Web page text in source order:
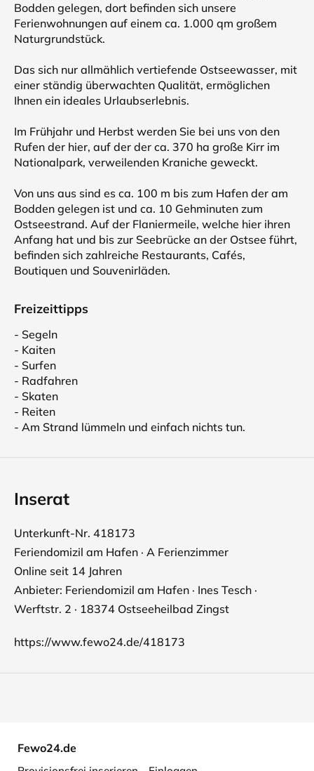
Bodden gelegen, dort befinden sich unsere
Ferienwohnungen auf einem ca. 1.000 qm großem
Naturgrundstück.
Das sich nur allmählich vertiefende Ostseewasser, mit
einer ständig überwachten Qualität, ermöglichen
Ihnen ein ideales Urlaubserlebnis.
Im Frühjahr und Herbst werden Sie bei uns von den
Rufen der hier, auf der der ca. 370 ha große Kirr im
Nationalpark, verweilenden Kraniche geweckt.
Von uns aus sind es ca. 100 m bis zum Hafen der am
Bodden gelegen ist und ca. 10 Gehminuten zum
Ostseestrand. Auf der Flaniermeile, welche hier ihren
Anfang hat und bis zur Seebrücke an der Ostsee führt,
befinden sich zahlreiche Restaurants, Cafés,
Boutiquen und Souvenirläden.
Freizeittipps
- Segeln
- Kaiten
- Surfen
- Radfahren
- Skaten
- Reiten
- Am Strand lümmeln und einfach nichts tun.
Inserat
Unterkunft-Nr. 418173
Feriendomizil am Hafen · A Ferienzimmer
Online seit 14 Jahren
Anbieter: Feriendomizil am Hafen · Ines Tesch ·
Werftstr. 2 · 18374 Ostseeheilbad Zingst
https://www.fewo24.de/418173
Fewo24.de